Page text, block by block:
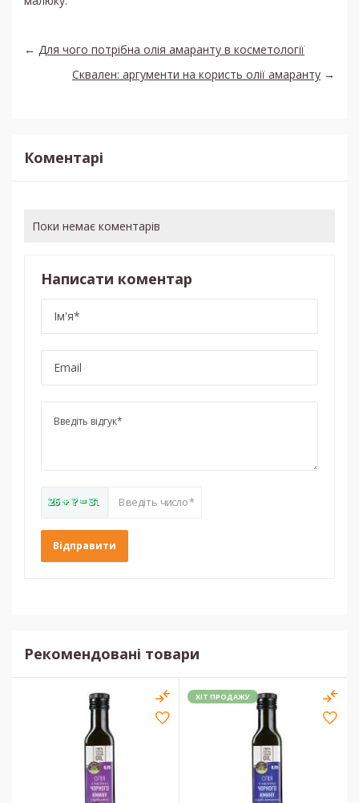
← Для чого потрібна олія амаранту в косметології
Сквален: аргументи на користь олії амаранту →
Коментарі
Поки немає коментарів
Написати коментар
26 + ? = 31 Введіть число*
Рекомендовані товари
ХІТ ПРОДАЖУ